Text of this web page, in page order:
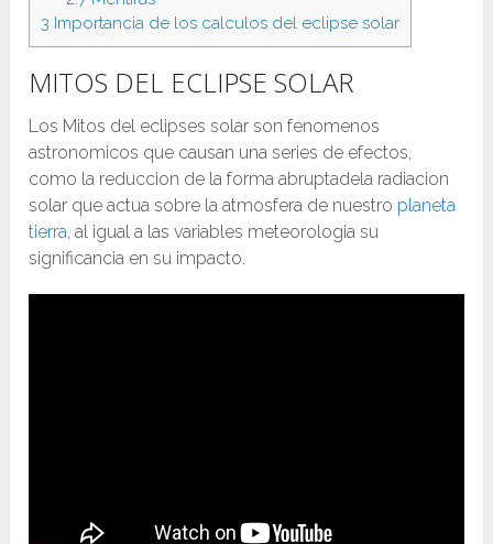
3 Importancia de los calculos del eclipse solar
MITOS DEL ECLIPSE SOLAR
Los Mitos del eclipses solar son fenomenos
astronomicos que causan una series de efectos,
como la reduccion de la forma abruptadela radiacion
solar que actua sobre la atmosfera de nuestro planeta
tierra, al igual a las variables meteorologia su
significancia en su impacto.